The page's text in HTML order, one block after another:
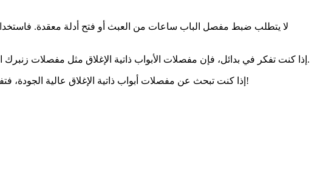
لا يتطلب ضبط مفصل الباب ساعات من العبث أو فتح أدلة معقدة. فاستخدام
إذا كنت تفكر في بدائل، فإن مفصلات الأبواب ذاتية الإغلاق مثل مفصلات زنبرك الباب توفر أيضًا حلاً. بالنسبة لأولئك الذين يبحثون عن وظائف محسنة، فقد تكون مفصلات الأبواب ذاتية الإغلاق هي الحل المناسب.
إذا كنت تبحث عن مفصلات أبواب ذاتية الإغلاق عالية الجودة، للحصول على خيارات موثوقة تعزز من وظائف بابك. لا تنتظر - قم بتحديث أبوابك اليوم!